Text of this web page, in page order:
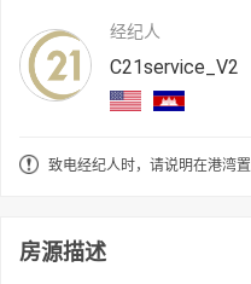
经纪人
C21service_V2
致电经纪人时，请说明在港湾
房源描述